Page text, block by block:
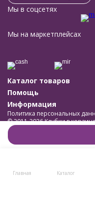
Главная Каталог
Мы в соцсетях
Мы на маркетплейсах
Каталог товаров
Помощь
Информация
Политика персональных
© 2011-2026 Клубки в
Разработано в